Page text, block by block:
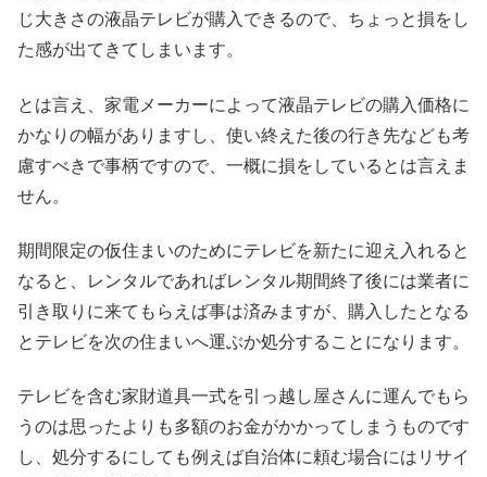
じ大きさの液晶テレビが購入できるので、ちょっと損をし
た感が出てきてしまいます。
とは言え、家電メーカーによって液晶テレビの購入価格に
かなりの幅がありますし、使い終えた後の行き先なども考
慮すべきで事柄ですので、一概に損をしているとは言えま
せん。
期間限定の仮住まいのためにテレビを新たに迎え入れると
なると、レンタルであればレンタル期間終了後には業者に
引き取りに来てもらえば事は済みますが、購入したとなる
とテレビを次の住まいへ運ぶか処分することになります。
テレビを含む家財道具一式を引っ越し屋さんに運んでもら
うのは思ったよりも多額のお金がかかってしまうものです
し、処分するにしても例えば自治体に頼む場合にはリサイ